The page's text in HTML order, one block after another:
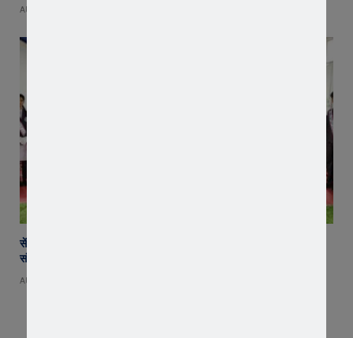
AUGUST 5, 2026
सेंट पॉल्स कॉन्वेंट स्कूल में छात्र परिषद का शपथ ग्रहण समारोह गरिमामय माहौल में
संपन्न
AUGUST 5, 2026